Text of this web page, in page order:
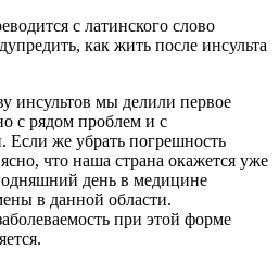
с латинского слово
как жить после инсульта
инсультов мы делили первое
с рядом проблем и с
Если же убрать погрешность
что наша страна окажется уже
день в медицине
в данной области.
при этой форме